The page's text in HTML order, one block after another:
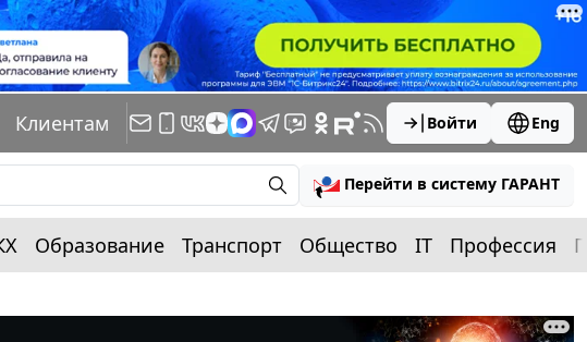
Клиентам Войти Eng
Перейти в систему ГАРАНТ
Образование Транспорт Общество IT Профессия